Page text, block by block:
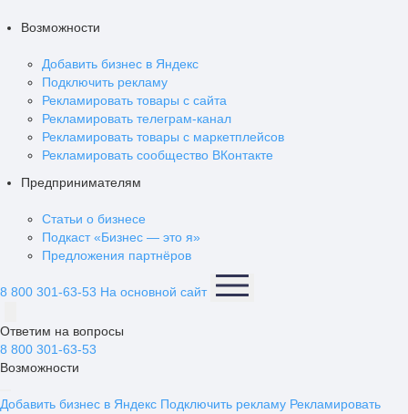
Возможности
Добавить бизнес в Яндекс
Подключить рекламу
Рекламировать товары с сайта
Рекламировать телеграм-канал
Рекламировать товары с маркетплейсов
Рекламировать сообщество ВКонтакте
Предпринимателям
Статьи о бизнесе
Подкаст «Бизнес — это я»
Предложения партнёров
8 800 301-63-53 На основной сайт
Ответим на вопросы
8 800 301-63-53
Возможности
Добавить бизнес в Яндекс Подключить рекламу Рекламировать